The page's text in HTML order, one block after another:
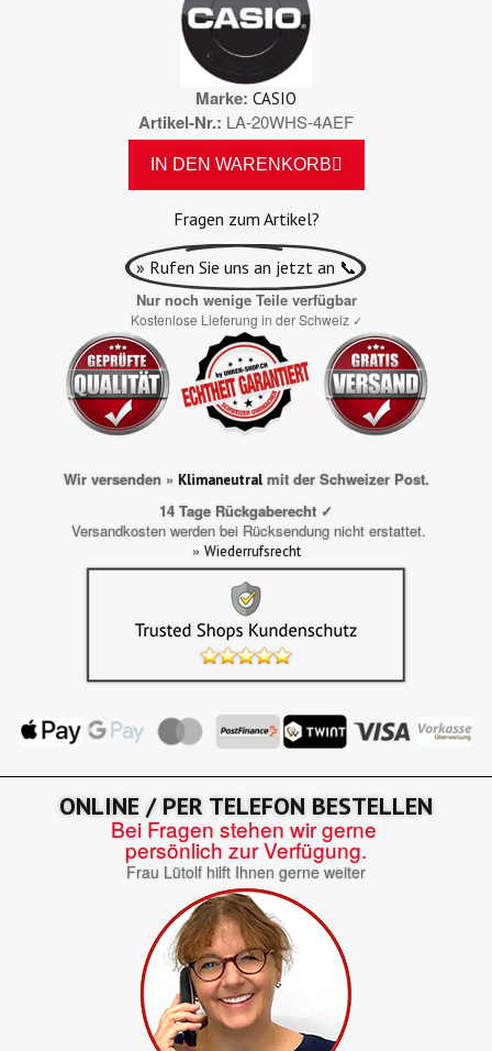
Marke CASIO
Artikel-Nr. LA-20WHS-4AEF
IN DEN WARENKORB
Fragen zum Artikel?
» Rufen Sie uns an jetzt an 📞
Nur noch wenige Teile verfügbar
Kostenlose Lieferung in der Schweiz ✓
Wir versenden » Klimaneutralmit der Schweizer Post.
14 Tage Rückgaberecht ✓
Versandkosten werden bei Rücksendung nicht erstattet.
» Wiederrufsrecht
ONLINE / PER TELEFON BESTELLEN
Bei Fragen stehen wir gerne
persönlich zur Verfügung.
Frau Lütolf hilft Ihnen gerne weiter